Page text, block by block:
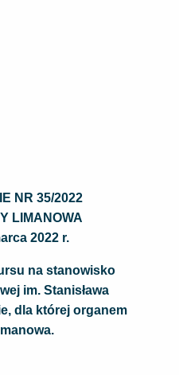
NR 35/2022
LIMANOWA
2022 r.
na stanowisko
im. Stanisława
dla której organem